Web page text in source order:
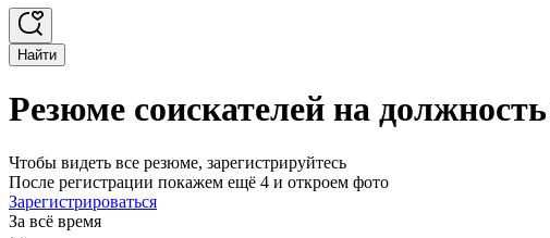
Найти
Резюме соискателей на
Чтобы видеть все резюме, зарегистрируйтесь
После регистрации покажем ещё 4 и откроем фото
Зарегистрироваться
За всё время